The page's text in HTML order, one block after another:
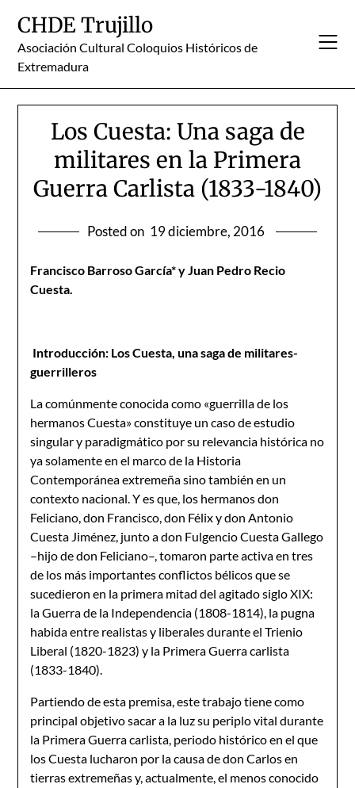
content
CHDE Trujillo
Asociación Cultural Coloquios Históricos de
Extremadura
Los Cuesta: Una saga de
militares en la Primera
Guerra Carlista (1833-1840)
Posted on 19 diciembre, 2016
Francisco Barroso García* y Juan Pedro Recio
Cuesta.
Introducción: Los Cuesta, una saga de militares-
guerrilleros
La comúnmente conocida como «guerrilla de los
hermanos Cuesta» constituye un caso de estudio
singular y paradigmático por su relevancia histórica no
ya solamente en el marco de la Historia
Contemporánea extremeña sino también en un
contexto nacional. Y es que, los hermanos don
Feliciano, don Francisco, don Félix y don Antonio
Cuesta Jiménez, junto a don Fulgencio Cuesta Gallego
–hijo de don Feliciano–, tomaron parte activa en tres
de los más importantes conflictos bélicos que se
sucedieron en la primera mitad del agitado siglo XIX:
la Guerra de la Independencia (1808-1814), la pugna
habida entre realistas y liberales durante el Trienio
Liberal (1820-1823) y la Primera Guerra carlista
(1833-1840).
Partiendo de esta premisa, este trabajo tiene como
principal objetivo sacar a la luz su periplo vital durante
la Primera Guerra carlista, periodo histórico en el que
los Cuesta lucharon por la causa de don Carlos en
tierras extremeñas y, actualmente, el menos conocido